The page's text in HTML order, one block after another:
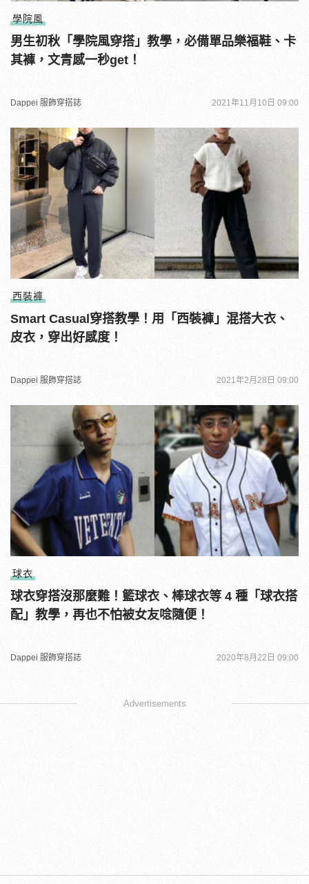
學院風
男生初秋「學院風穿搭」教學，必備單品樂福鞋、卡
其褲，文青感一秒get！
Dappei 服飾穿搭誌 2021年11月10日 09:00
西裝褲
Smart Casual穿搭教學！用「西裝褲」混搭大衣、
皮衣，穿出好感度！
Dappei 服飾穿搭誌 2021年2月28日 09:00
球衣
球衣穿搭沒那麼難！籃球衣、棒球衣等 4 種「球衣搭
配」教學，再也不怕被女友唸隨便！
Dappei 服飾穿搭誌 2020年8月22日 09:00
Advertisements